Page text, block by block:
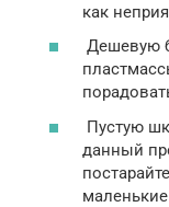
как
Дешевую
Пустую
данный